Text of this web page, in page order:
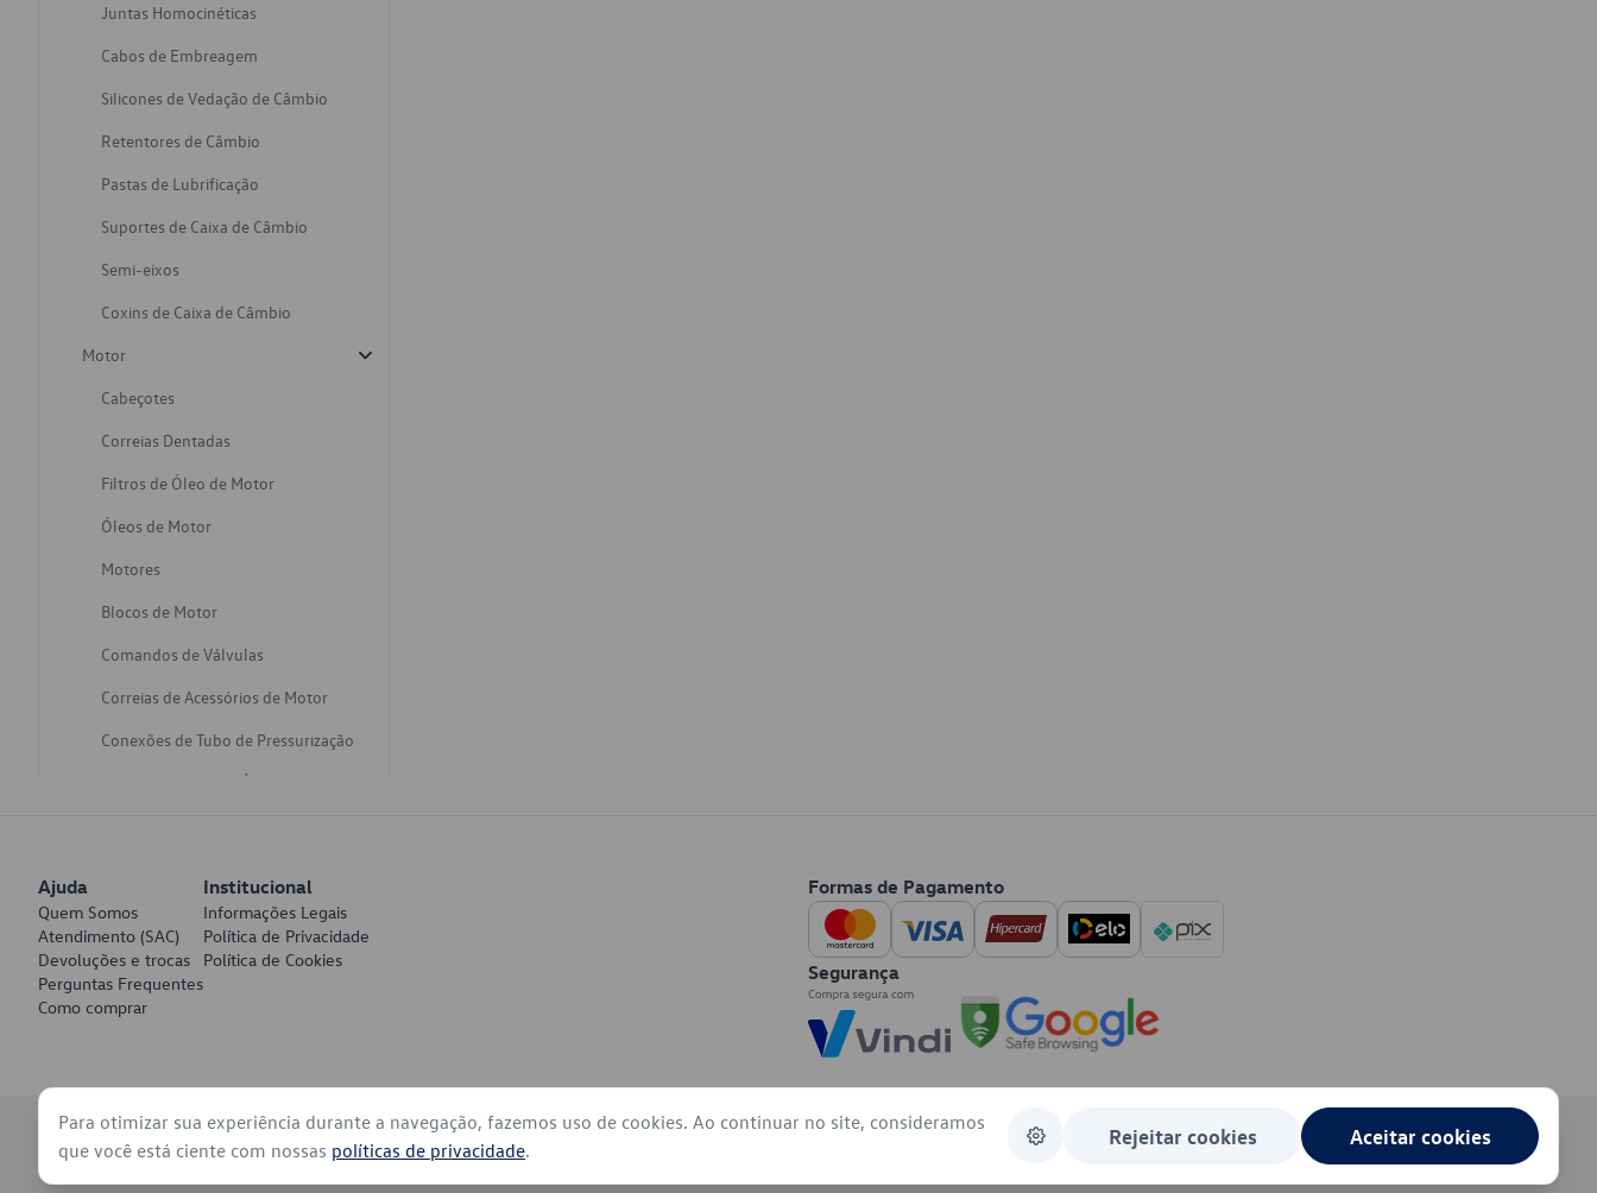
Juntas Homocinéticas
Cabos de Embreagem
Silicones de Vedação de Câmbio
Retentores de Câmbio
Pastas de Lubrificação
Suportes de Caixa de Câmbio
Semi-eixos
Coxins de Caixa de Câmbio
Motor
Cabeçotes
Correias Dentadas
Filtros de Óleo de Motor
Óleos de Motor
Motores
Blocos de Motor
Comandos de Válvulas
Correias de Acessórios de Motor
Conexões de Tubo de Pressurização
Varetas de Nivel de Óleo
Discos de Freio
Juntas de Bomba de Vácuo
Mangueiras de Vácuo de Servo
Pratos de Disco de Freio
Travas de Pastilha de Freio
Ajuda
Quem Somos
Atendimento (SAC)
Devoluções e trocas
Perguntas Frequentes
Como comprar
Institucional
Informações Legais
Política de Privacidade
Política de Cookies
Formas de Pagamento
Segurança
© 2026 - Volkswagen do Brasil - Todos os direitos reservados
Para otimizar sua experiência durante a navegação, fazemos uso de cookies. Ao continuar no site, consideramos
que você está ciente com nossas políticas de privacidade.
Rejeitar cookies Aceitar cookies